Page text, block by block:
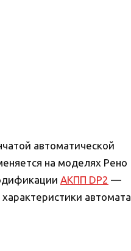
автоматической
на моделях Рено
АКПП DP2 —
автомата